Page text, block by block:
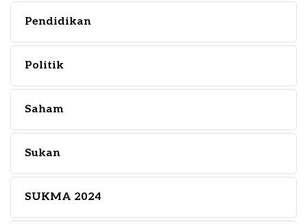
Pendidikan
Politik
Saham
Sukan
SUKMA 2024